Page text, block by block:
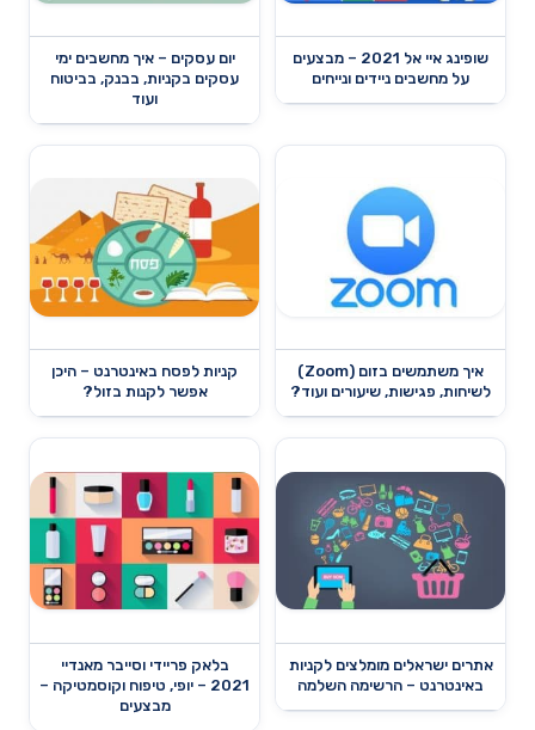
שופינג איי אל 2021 – מבצעים
על מחשבים ניידים ונייחים
יום עסקים – איך מחשבים ימי
עסקים בקניות, בבנק, בביטוח
ועוד
איך משתמשים בזום (Zoom)
לשיחות, פגישות, שיעורים ועוד?
קניות לפסח באינטרנט – היכן
אפשר לקנות בזול?
אתרים ישראלים מומלצים לקניות
באינטרנט – הרשימה השלמה
בלאק פריידי וסייבר מאנדיי
2021 – יופי, טיפוח וקוסמטיקה –
מבצעים